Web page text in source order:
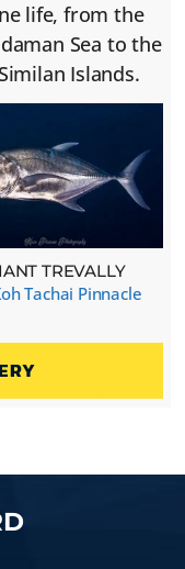
life, from the
Sea to the
Islands.
TREVALLY
Tachai Pinnacle